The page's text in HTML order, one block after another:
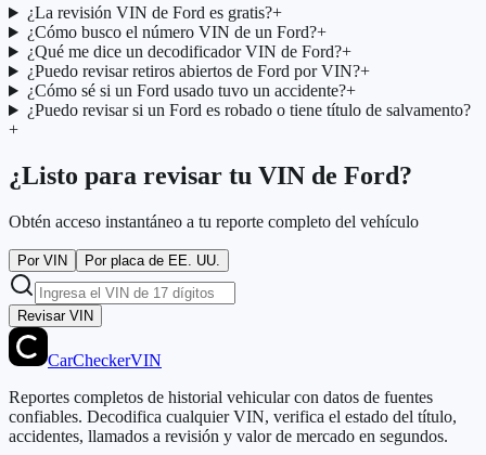
¿La revisión VIN de Ford es gratis?+
¿Cómo busco el número VIN de un Ford?+
¿Qué me dice un decodificador VIN de Ford?+
¿Puedo revisar retiros abiertos de Ford por VIN?+
¿Cómo sé si un Ford usado tuvo un accidente?+
¿Puedo revisar si un Ford es robado o tiene título de salvamento?
+
¿Listo para revisar tu VIN de Ford?
Obtén acceso instantáneo a tu reporte completo del vehículo
Por VIN Por placa de EE. UU.
Revisar VIN
CarCheckerVIN
Reportes completos de historial vehicular con datos de fuentes
confiables. Decodifica cualquier VIN, verifica el estado del título,
accidentes, llamados a revisión y valor de mercado en segundos.